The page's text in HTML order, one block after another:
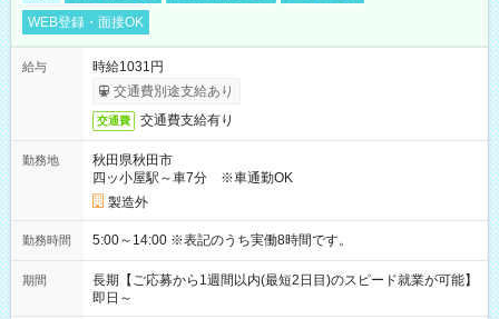
WEB登録・面接OK
給与
時給1031円
交通費別途支給あり
交通費 交通費支給有り
勤務地
秋田県秋田市
四ッ小屋駅～車7分 ※車通勤OK
製造外
勤務時間 5:00～14:00 ※表記のうち実働8時間です。
期間
長期【ご応募から1週間以内(最短2日目)のスピード就業が可能】
即日～